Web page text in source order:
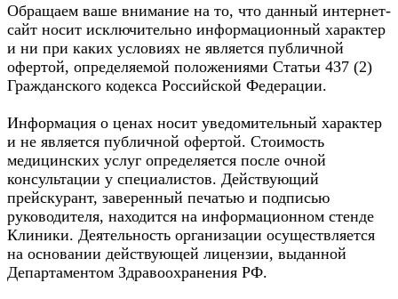
Обращаем ваше внимание на то, что данный интернет-
сайт носит исключительно информационный характер
и ни при каких условиях не является публичной
офертой, определяемой положениями Статьи 437 (2)
Гражданского кодекса Российской Федерации.
Информация о ценах носит уведомительный характер
и не является публичной офертой. Стоимость
медицинских услуг определяется после очной
консультации у специалистов. Действующий
прейскурант, заверенный печатью и подписью
руководителя, находится на информационном стенде
Клиники. Деятельность организации осуществляется
на основании действующей лицензии, выданной
Департаментом Здравоохранения РФ.